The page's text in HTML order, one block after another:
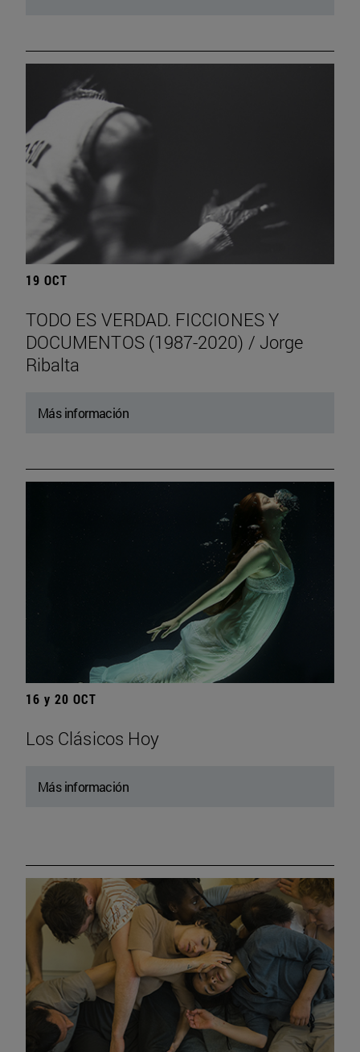
19 OCT
TODO ES VERDAD. FICCIONES Y
DOCUMENTOS (1987-2020) / Jorge
Ribalta
Más información
16 y 20 OCT
Los Clásicos Hoy
Más información